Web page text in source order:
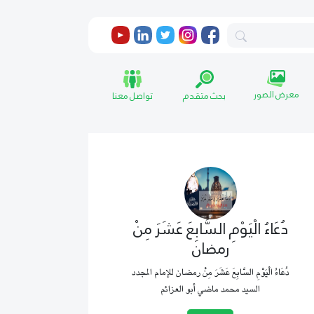
معرض الصور بحث متقدم تواصل معنا
دُعَاءُ الْيَوْمِ السَّابِعَ عَشَرَ مِنْ
رمضان
دُعَاءُ الْيَوْمِ السَّابِعَ عَشَرَ مِنْ رمضان للإمام المجدد
السيد محمد ماضي أبو العزائم